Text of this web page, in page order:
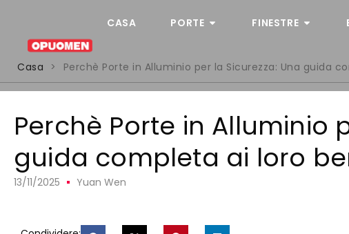
CASA PORTE FINESTRE
Casa
> Perchè Porte in Alluminio per la Sicurezza: Una guida
Perchè Porte in Alluminio
guida completa ai loro
13/11/2025 Yuan Wen